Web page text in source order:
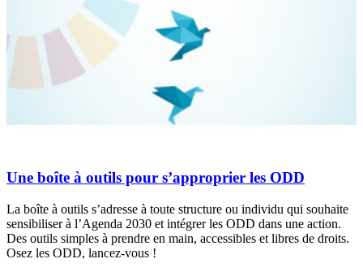
Une boîte à outils pour s’approprier les ODD
La boîte à outils s’adresse à toute structure ou individu qui souhaite
sensibiliser à l’Agenda 2030 et intégrer les ODD dans une action.
Des outils simples à prendre en main, accessibles et libres de droits.
Osez les ODD, lancez-vous !